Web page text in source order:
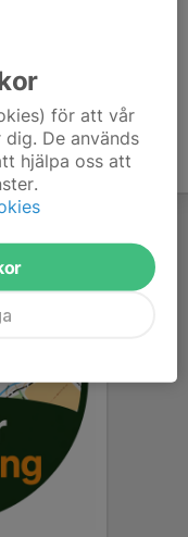
för att vår
De används
hjälpa oss att